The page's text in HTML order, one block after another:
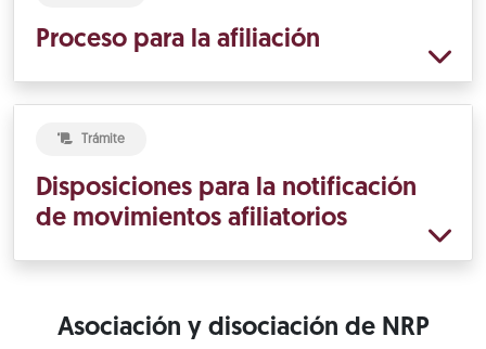
Proceso para la afiliación
Trámite
Disposiciones para la notificación
de movimientos afiliatorios
Asociación y disociación de NRP